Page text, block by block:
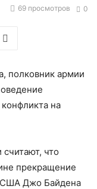
0
69 просмотров
полковник армии
на
что
прекращение
США Джо Байдена